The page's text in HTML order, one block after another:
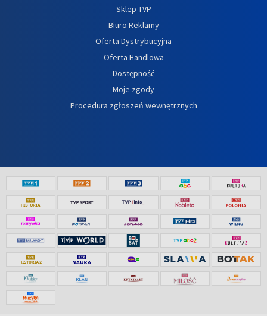
Sklep TVP
Biuro Reklamy
Oferta Dystrybucyjna
Oferta Handlowa
Dostępność
Moje zgody
Procedura zgłoszeń wewnętrznych